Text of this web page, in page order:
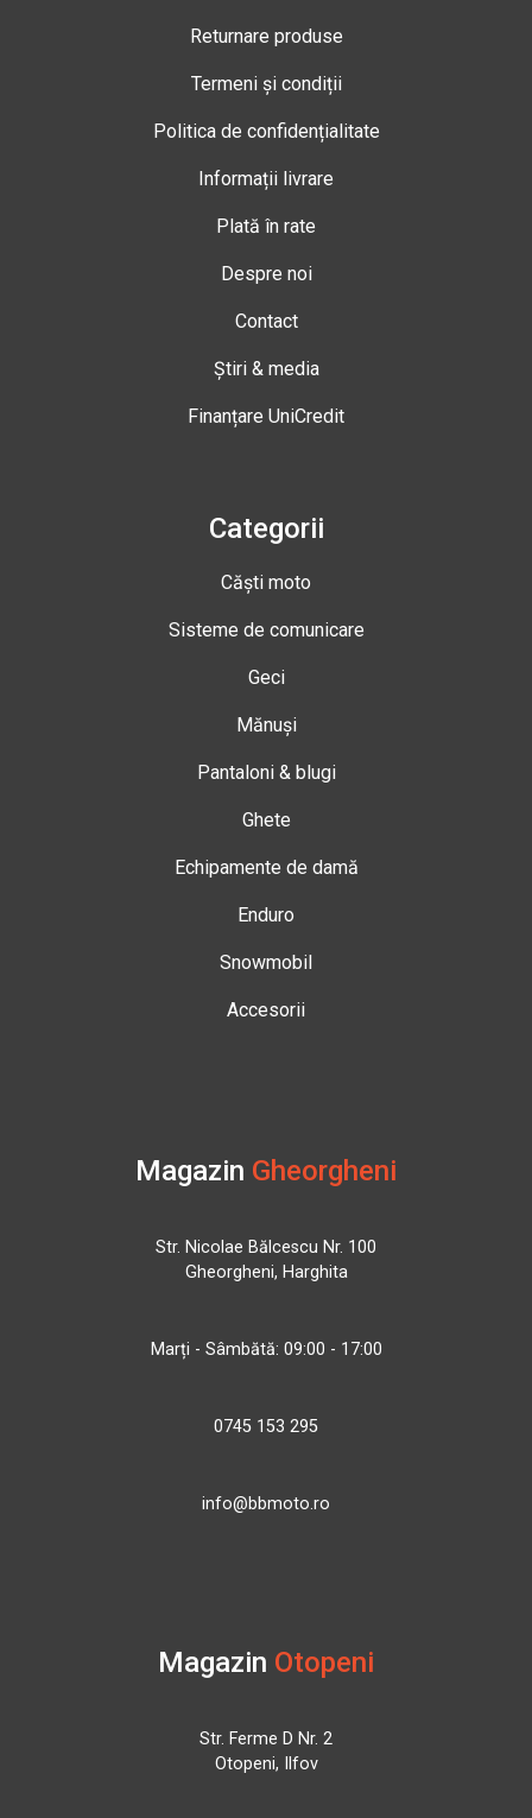
Returnare produse
Termeni și condiții
Politica de confidențialitate
Informații livrare
Plată în rate
Despre noi
Contact
Știri & media
Finanțare UniCredit
Categorii
Căști moto
Sisteme de comunicare
Geci
Mănuși
Pantaloni & blugi
Ghete
Echipamente de damă
Enduro
Snowmobil
Accesorii
Magazin Gheorgheni
Str. Nicolae Bălcescu Nr. 100
Gheorgheni, Harghita
Marți - Sâmbătă: 09:00 - 17:00
0745 153 295
info@bbmoto.ro
Magazin Otopeni
Str. Ferme D Nr. 2
Otopeni, Ilfov